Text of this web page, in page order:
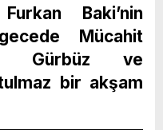
Baki’nin
Mücahit
Gürbüz ve
bir akşam